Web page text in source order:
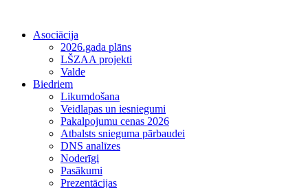
Asociācija
2026.gada plāns
LŠZAA projekti
Valde
Biedriem
Likumdošana
Veidlapas un iesniegumi
Pakalpojumu cenas 2026
Atbalsts snieguma pārbaudei
DNS analīzes
Noderīgi
Pasākumi
Prezentācijas